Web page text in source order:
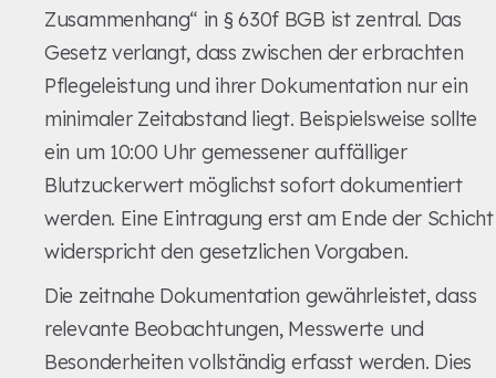
Zusammenhang“ in § 630f BGB ist zentral. Das
Gesetz verlangt, dass zwischen der erbrachten
Pflegeleistung und ihrer Dokumentation nur ein
minimaler Zeitabstand liegt. Beispielsweise sollte
ein um 10:00 Uhr gemessener auffälliger
Blutzuckerwert möglichst sofort dokumentiert
werden. Eine Eintragung erst am Ende der Schicht
widerspricht den gesetzlichen Vorgaben.
Die zeitnahe Dokumentation gewährleistet, dass
relevante Beobachtungen, Messwerte und
Besonderheiten vollständig erfasst werden. Dies